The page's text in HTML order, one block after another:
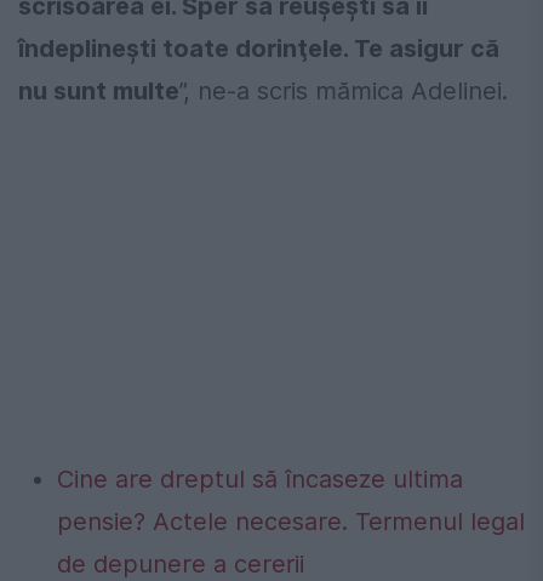
scrisoarea ei. Sper să reuşeşti să îi
îndeplineşti toate dorinţele. Te asigur că
nu sunt multe”, ne-a scris mămica Adelinei.
Cine are dreptul să încaseze ultima
pensie? Actele necesare. Termenul legal
de depunere a cererii